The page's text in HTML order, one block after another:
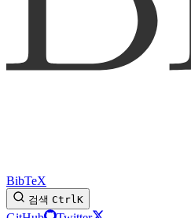
BibTeX
검색 CtrlK